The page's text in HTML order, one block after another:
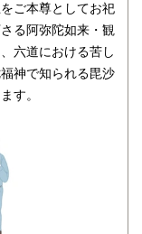
ご本尊としてお祀
る阿弥陀如来・観
六道における苦し
神で知られる毘沙
す。